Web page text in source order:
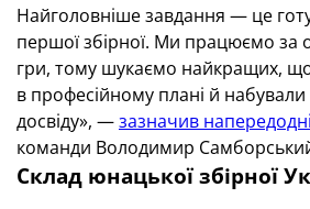
Найголовніше завдання — це
першої збірної. Ми працюємо за
гри, тому шукаємо найкращих,
в професійному плані й
досвіду», —зазначив напередодні
команди Володимир
Склад юнацької збірної